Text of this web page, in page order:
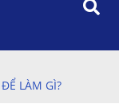
LÀM GÌ?